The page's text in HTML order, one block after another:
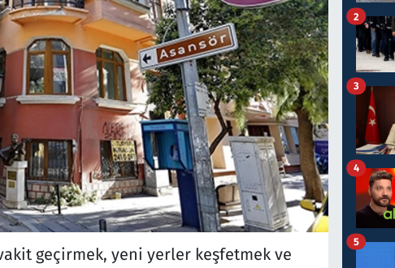
geçirmek, yeni yerler keşfetmek ve
2
3
4
5